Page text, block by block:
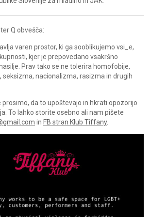
Q obvešča:
varen prostor, ki ga sooblikujemo vsi_e,
kjer je prepovedano vsakršno
Prav tako se ne tolerira homofobije,
seksizma, nacionalizma, rasizma in drugih
prosimo, da to upoštevajo in hkrati opozorijo
To lahko storite osebno ali nam pišete
in FB stran Klub Tiffany.